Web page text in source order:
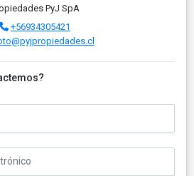
PyJ SpA
+56934305421